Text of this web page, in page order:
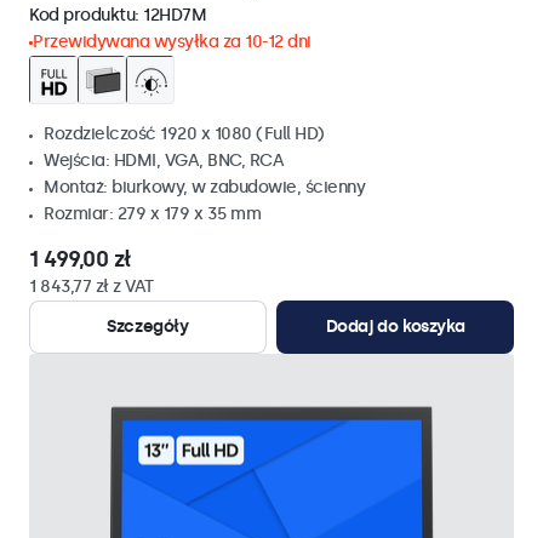
Kod produktu: 12HD7M
Przewidywana wysyłka za 10-12 dni
Rozdzielczość 1920 x 1080 (Full HD)
Wejścia: HDMI, VGA, BNC, RCA
Montaż: biurkowy, w zabudowie, ścienny
Rozmiar: 279 x 179 x 35 mm
1 499,00 zł
1 843,77 zł z VAT
Szczegóły
Dodaj do koszyka